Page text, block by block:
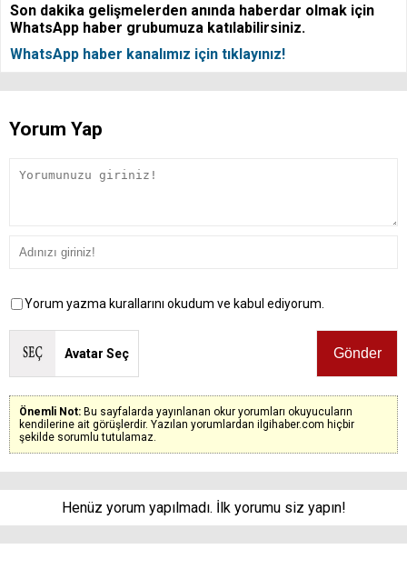
Son dakika gelişmelerden anında haberdar olmak için
WhatsApp haber grubumuza katılabilirsiniz.
WhatsApp haber kanalımız için tıklayınız!
Yorum Yap
Yorum yazma kurallarını okudum ve kabul ediyorum.
Avatar Seç
Önemli Not: Bu sayfalarda yayınlanan okur yorumları okuyucuların
kendilerine ait görüşlerdir. Yazılan yorumlardan ilgihaber.com hiçbir
şekilde sorumlu tutulamaz.
Henüz yorum yapılmadı. İlk yorumu siz yapın!